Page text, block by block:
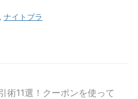
, ナイトブラ
術11選！クーポンを使って